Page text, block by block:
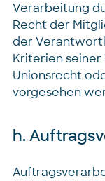
Verarbeitung
Recht der
der
Kriterien seiner
Unionsrecht
vorgesehen
h.